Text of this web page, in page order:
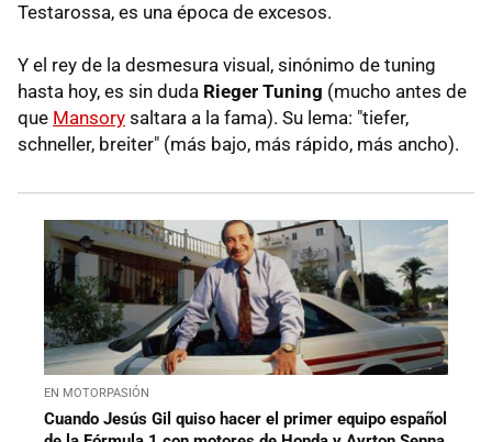
Testarossa, es una época de excesos.
Y el rey de la desmesura visual, sinónimo de tuning
hasta hoy, es sin duda Rieger Tuning (mucho antes de
que Mansory saltara a la fama). Su lema: "tiefer,
schneller, breiter" (más bajo, más rápido, más ancho).
EN MOTORPASIÓN
Cuando Jesús Gil quiso hacer el primer equipo español